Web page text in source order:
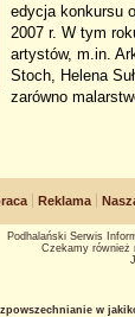
edycja konkursu
2007 r. W tym
artystów, m.in.
Stoch, Helena
zarówno
Reklama
Podhalański Serwis
Czekamy również
w